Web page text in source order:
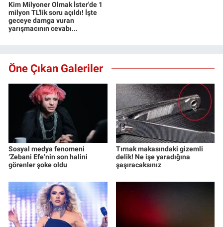
Kim Milyoner Olmak İster'de 1
milyon TL'lik soru açıldı! İşte
geceye damga vuran
yarışmacının cevabı...
Öne Çıkan Galeriler
Sosyal medya fenomeni
‘Zebani Efe’nin son halini
görenler şoke oldu
Tırnak makasındaki gizemli
delik! Ne işe yaradığına
şaşıracaksınız